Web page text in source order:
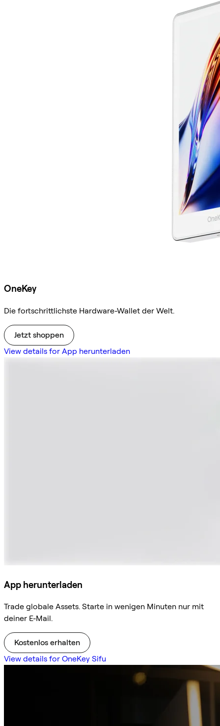
OneKey
Die fortschrittlichste Hardware-Wallet der Welt.
Jetzt shoppen
View details for App herunterladen
App herunterladen
Trade globale Assets. Starte in wenigen Minuten nur mit
deiner E-Mail.
Kostenlos erhalten
View details for OneKey Sifu